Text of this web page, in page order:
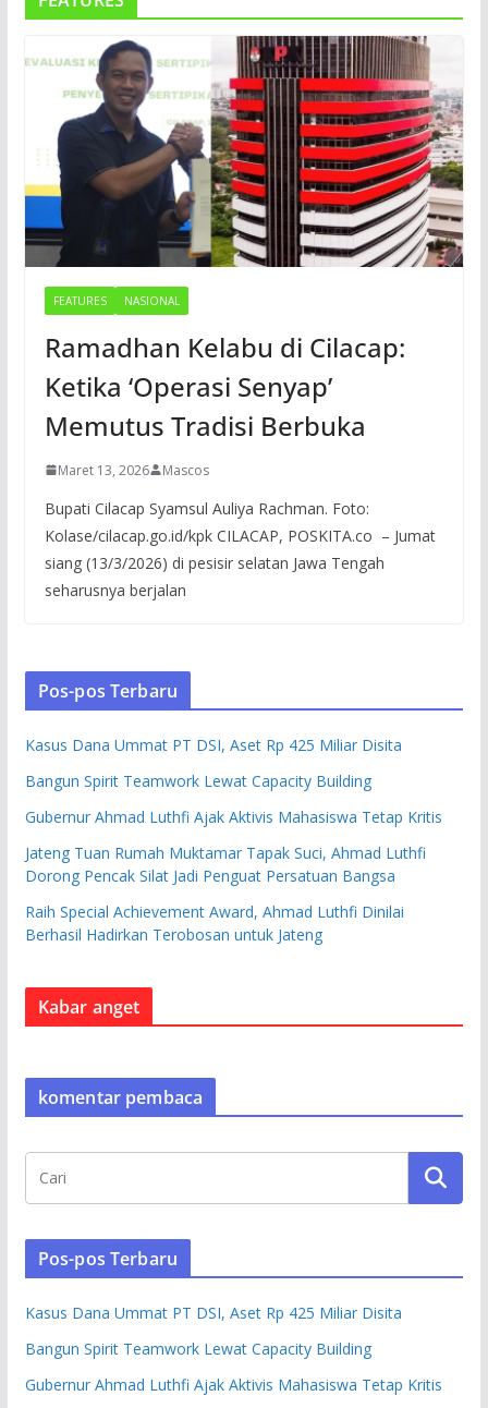
FEATURES NASIONAL
Ramadhan Kelabu di Cilacap:
Ketika ‘Operasi Senyap’
Memutus Tradisi Berbuka
Maret 13, 2026 Mascos
Bupati Cilacap Syamsul Auliya Rachman. Foto:
Kolase/cilacap.go.id/kpk CILACAP, POSKITA.co – Jumat
siang (13/3/2026) di pesisir selatan Jawa Tengah
seharusnya berjalan
Pos-pos Terbaru
Kasus Dana Ummat PT DSI, Aset Rp 425 Miliar Disita
Bangun Spirit Teamwork Lewat Capacity Building
Gubernur Ahmad Luthfi Ajak Aktivis Mahasiswa Tetap Kritis
Jateng Tuan Rumah Muktamar Tapak Suci, Ahmad Luthfi
Dorong Pencak Silat Jadi Penguat Persatuan Bangsa
Raih Special Achievement Award, Ahmad Luthfi Dinilai
Berhasil Hadirkan Terobosan untuk Jateng
Kabar anget
komentar pembaca
Pos-pos Terbaru
Kasus Dana Ummat PT DSI, Aset Rp 425 Miliar Disita
Bangun Spirit Teamwork Lewat Capacity Building
Gubernur Ahmad Luthfi Ajak Aktivis Mahasiswa Tetap Kritis